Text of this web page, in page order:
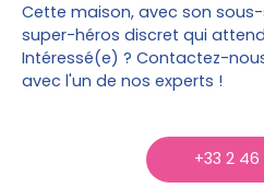
Cette maison, avec son
super-héros discret qui
Intéressé(e) ? Contactez-
avec l'un de nos experts !
+33 2 46